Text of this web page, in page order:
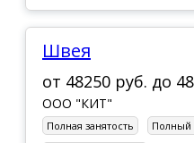
Швея
от 48250 руб. до
ООО "КИТ"
Полная занятость
Полный